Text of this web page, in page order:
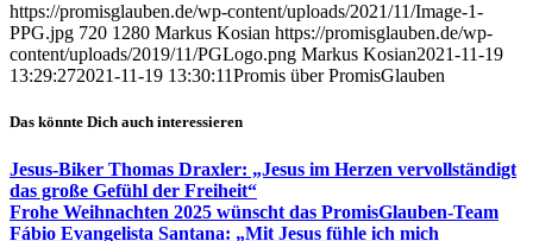
https://promisglauben.de/wp-content/uploads/2021/11/Image-1-
PPG.jpg 720 1280 Markus Kosian https://promisglauben.de/wp-
content/uploads/2019/11/PGLogo.png Markus Kosian2021-11-19
13:29:272021-11-19 13:30:11Promis über PromisGlauben
Das könnte Dich auch interessieren
Jesus-Biker Thomas Draxler: „Jesus im Herzen vervollständigt
das große Gefühl der Freiheit“
Frohe Weihnachten 2025 wünscht das PromisGlauben-Team
Fábio Evangelista Santana: „Mit Jesus fühle ich mich